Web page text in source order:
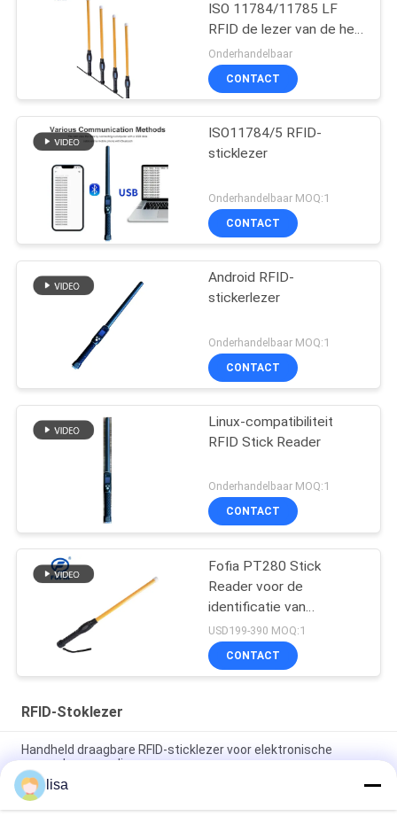
ISO 11784/11785 LF
RFID de lezer van de het
veemarkering met grote
gegevensopslag
Onderhandelbaar
CONTACT
ISO11784/5 RFID-
sticklezer
Onderhandelbaar MOQ:1
CONTACT
Android RFID-
stickerlezer
Onderhandelbaar MOQ:1
CONTACT
Linux-compatibiliteit
RFID Stick Reader
Onderhandelbaar MOQ:1
CONTACT
Fofia PT280 Stick
Reader voor de
identificatie van
oortekens voor vee
USD199-390 MOQ:1
CONTACT
RFID-Stoklezer
Handheld draagbare RFID-sticklezer voor elektronische
oormerken voor dieren
Professionele RFID-taglezer voor vee PT290 met OLED-display
en gegevensopslag
lisa